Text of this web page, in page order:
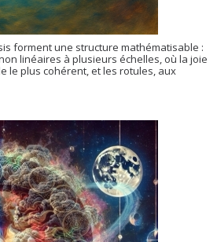
forment une structure mathématisable :
linéaires à plusieurs échelles, où la joie
le plus cohérent, et les rotules, aux